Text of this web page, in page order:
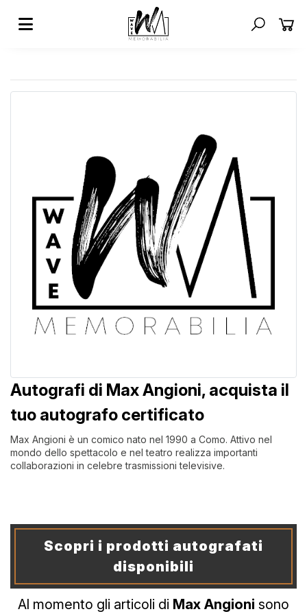
Autografi di Max Angioni, acquista il
tuo autografo certificato
Max Angioni è un comico nato nel 1990 a Como. Attivo nel
mondo dello spettacolo e nel teatro realizza importanti
collaborazioni in celebre trasmissioni televisive.
Scopri i prodotti autografati
disponibili
Al momento gli articoli di Max Angioni sono